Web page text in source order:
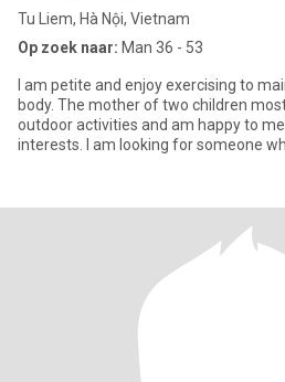
Tu Liem, Hà Nội, Vietnam
Op zoek naar: Man 36 - 53
I am petite and enjoy exercising to
body. The mother of two children
outdoor activities and am happy to
interests. I am looking for someone